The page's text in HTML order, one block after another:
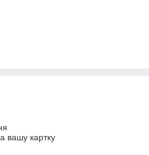
вашу картку